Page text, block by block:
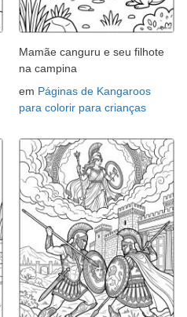
Mamãe canguru e seu filhote
na campina
em Páginas de Kangaroos
para colorir para crianças